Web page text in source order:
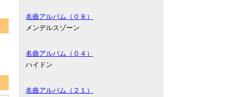
名曲アルバム（０８）
メンデルスゾーン
名曲アルバム（０４）
ハイドン
名曲アルバム（２１）